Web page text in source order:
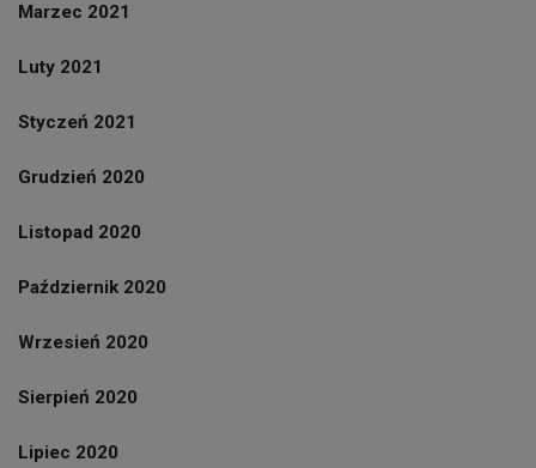
Marzec 2021
Luty 2021
Styczeń 2021
Grudzień 2020
Listopad 2020
Październik 2020
Wrzesień 2020
Sierpień 2020
Lipiec 2020